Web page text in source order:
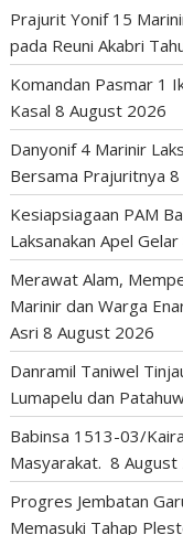
Prajurit Yonif 15
pada Reuni Akabri
Komandan Pasmar 1
Kasal 8 August 2026
Danyonif 4 Marinir
Bersama Prajuritnya
Kesiapsiagaan PAM
Laksanakan Apel Gelar
Merawat Alam,
Marinir dan Warga
Asri 8 August 2026
Danramil Taniwel
Lumapelu dan
Babinsa 1513-03/
Masyarakat. 8 August
Progres Jembatan
Memasuki Tahap